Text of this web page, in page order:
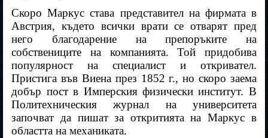
Скоро Маркус става представител на фирмата в
Австрия, където всички врати се отварят пред
него благодарение на препоръките на
собствениците на компанията. Той придобива
популярност на специалист и откривател.
Пристига във Виена през 1852 г., но скоро заема
добър пост в Имперския физически институт. В
Политехническия журнал на университета
започват да пишат за откритията на Маркус в
областта на механиката.